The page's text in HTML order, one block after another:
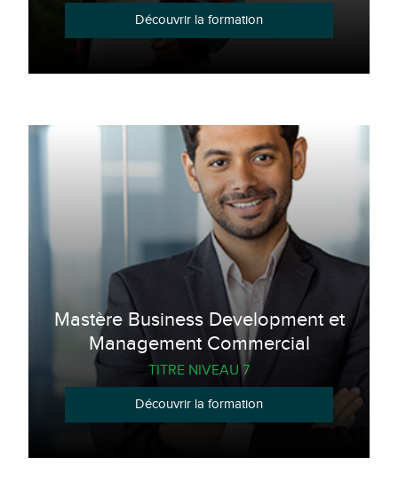
Découvrir la formation
Mastère Business Development et
Management Commercial
TITRE NIVEAU 7
Découvrir la formation